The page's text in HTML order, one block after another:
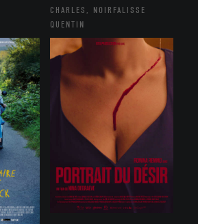
CHARLES, NOIRFALISSE
QUENTIN